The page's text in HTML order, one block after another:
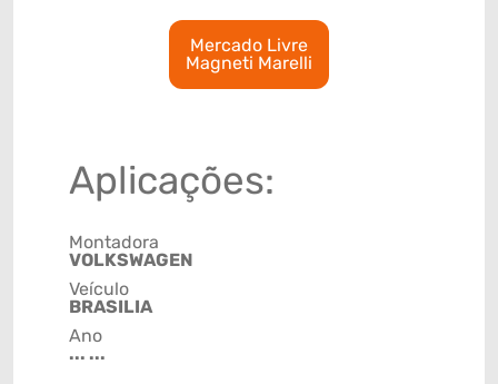
Mercado Livre
Magneti Marelli
Aplicações:
Montadora
VOLKSWAGEN
Veículo
BRASILIA
Ano
... ...